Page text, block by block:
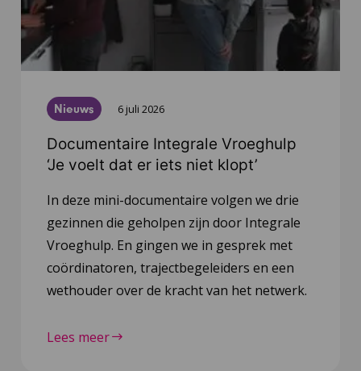
Nieuws 6 juli 2026
Documentaire Integrale Vroeghulp
‘Je voelt dat er iets niet klopt’
In deze mini-documentaire volgen we drie
gezinnen die geholpen zijn door Integrale
Vroeghulp. En gingen we in gesprek met
coördinatoren, trajectbegeleiders en een
wethouder over de kracht van het netwerk.
Lees meer